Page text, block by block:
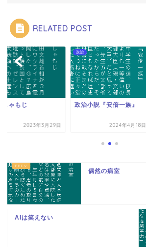
RELATED POST
しゃもじ
2023年3月29日
政治
政治小説『安倍一族』
2024年4月18日
偶然の病室
AIは笑えない